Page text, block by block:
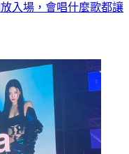
上百張，花了三十幾萬
入場，會唱什麼歌都讓